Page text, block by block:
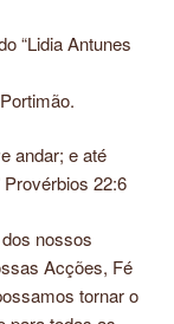
“Lidia Antunes
andar; e até
22:6
nossos
Acções, Fé
tornar o